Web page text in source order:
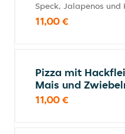
Speck, Jalapenos und
11,00 €
Pizza mit
Mais und
11,00 €